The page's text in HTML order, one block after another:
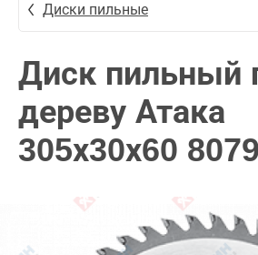
Диски пильные
Диск пильный
дереву Атака
305х30х60